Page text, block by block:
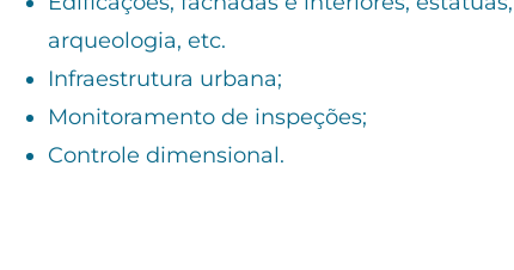
arqueologia, etc.
Infraestrutura urbana;
Monitoramento de inspeções;
Controle dimensional.